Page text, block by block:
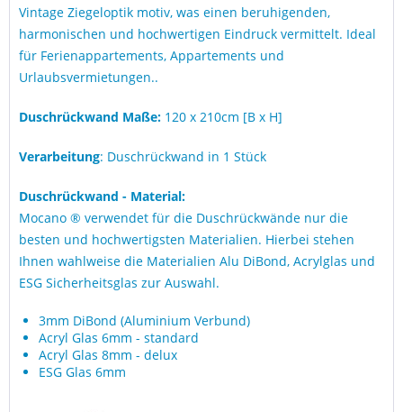
Vintage Ziegeloptik motiv, was einen beruhigenden,
harmonischen und hochwertigen Eindruck vermittelt. Ideal
für Ferienappartements, Appartements und
Urlaubsvermietungen..
Duschrückwand Maße: 120 x 210cm [B x H]
Verarbeitung: Duschrückwand in 1 Stück
Duschrückwand - Material:
Mocano ® verwendet für die Duschrückwände nur die
besten und hochwertigsten Materialien. Hierbei stehen
Ihnen wahlweise die Materialien Alu DiBond, Acrylglas und
ESG Sicherheitsglas zur Auswahl.
3mm DiBond (Aluminium Verbund)
Acryl Glas 6mm - standard
Acryl Glas 8mm - delux
ESG Glas 6mm